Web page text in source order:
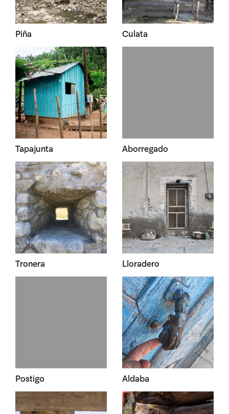
Piña Culata
Tapajunta Aborregado
Tronera Lloradero
Postigo Aldaba